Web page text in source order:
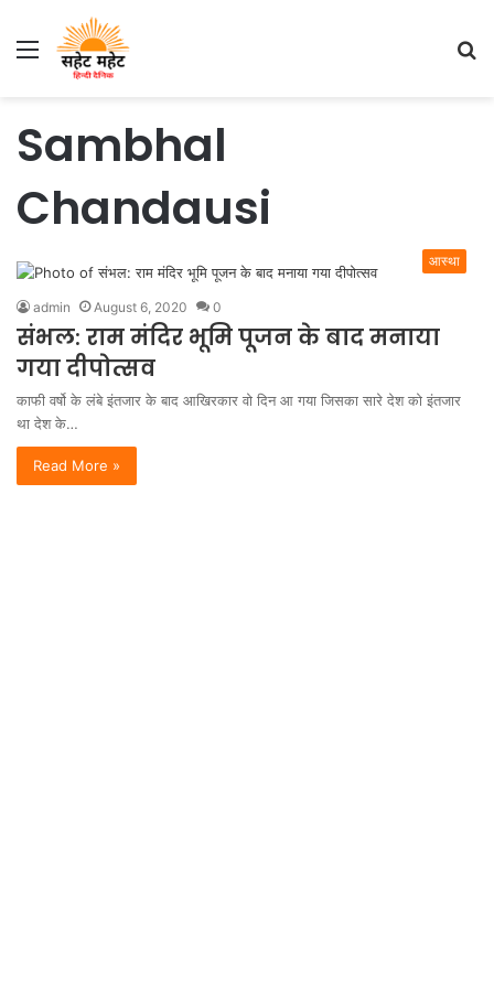
Menu
Sambhal
Chandausi
आस्था
admin August 6, 2020 0
संभल: राम मंदिर भूमि पूजन के बाद मनाया
गया दीपोत्सव
काफी वर्षो के लंबे इंतजार के बाद आखिरकार वो दिन आ गया जिसका सारे देश को इंतजार
था देश के…
Read More »